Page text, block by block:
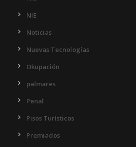
NIE
Noticias
Nuevas Tecnologías
Okupación
palmares
Penal
Pisos Turísticos
Premiados